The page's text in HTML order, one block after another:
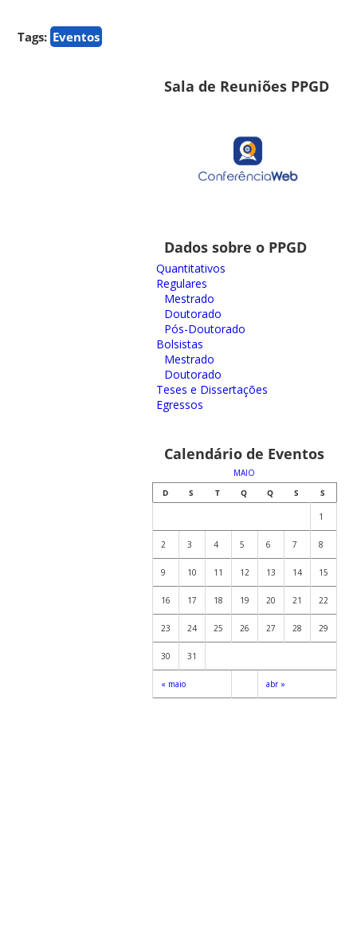
Tags: Eventos
Sala de Reuniões PPGD
Dados sobre o PPGD
Quantitativos
Regulares
Mestrado
Doutorado
Pós-Doutorado
Bolsistas
Mestrado
Doutorado
Teses e Dissertações
Egressos
Calendário de Eventos
MAIO
D
S T Q Q S S
« maio abr »
1
2 3 4 5 6 7 8
9 10 11 12 13 14 15
16 17 18 19 20 21 22
23 24 25 26 27 28 29
30 31